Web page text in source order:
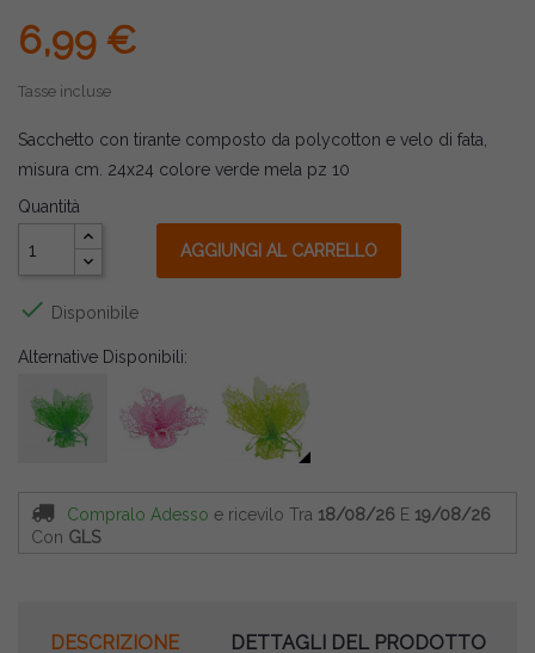
6,99 €
Tasse incluse
Sacchetto con tirante composto da polycotton e velo di fata,
misura cm. 24x24 colore verde mela pz 10
Quantità
AGGIUNGI AL CARRELLO
 Disponibile
Alternative Disponibili:
Compralo Adesso e ricevilo Tra 18/08/26 E 19/08/26
Con GLS
DESCRIZIONE DETTAGLI DEL PRODOTTO